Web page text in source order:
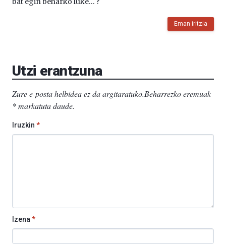
Eman iritzia
Utzi erantzuna
Zure e-posta helbidea ez da argitaratuko.Beharrezko eremuak
*markatuta daude.
Iruzkin *
Izena *